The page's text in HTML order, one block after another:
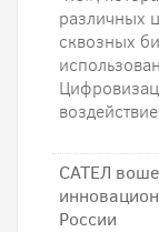
различных
сквозных
САТЕЛ
России